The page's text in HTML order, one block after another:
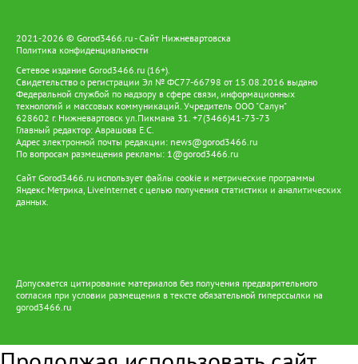
2021-2026 © Gorod3466.ru - Сайт Нижневартовска
Политика конфиденциальности
Сетевое издание Gorod3466.ru (16+).
Свидетельство о регистрации Эл № ФС77-66798 от 15.08.2016 выдано
Федеральной службой по надзору в сфере связи, информационных
технологий и массовых коммуникаций. Учредитель ООО "Салун"
628602 г. Нижневартовск ул.Пикмана 31. +7(3466)41-73-73
Главный редактор: Аврашова Е.С.
Адрес электронной почты редакции: news@gorod3466.ru
По вопросам размещения рекламы: 1@gorod3466.ru
Сайт Gorod3466.ru использует файлы cookie и метрические программы
Яндекс.Метрика, LiveInternet с целью получения статистики и аналитических
данных.
Допускается цитирование материалов без получения предварительного
согласия при условии размещения в тексте обязательной гиперссылки на
gorod3466.ru